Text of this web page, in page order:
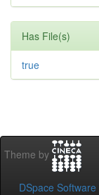
Has File(s)
true
Theme by
DSpace Software